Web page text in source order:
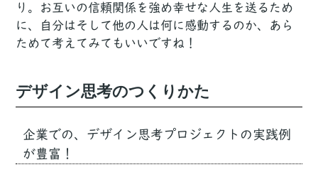
り。お互いの信頼関係を強め幸せな人生を送るため
に、自分はそして他の人は何に感動するのか、あら
ためて考えてみてもいいですね！
デザイン思考のつくりかた
企業での、デザイン思考プロジェクトの実践例
が豊富！